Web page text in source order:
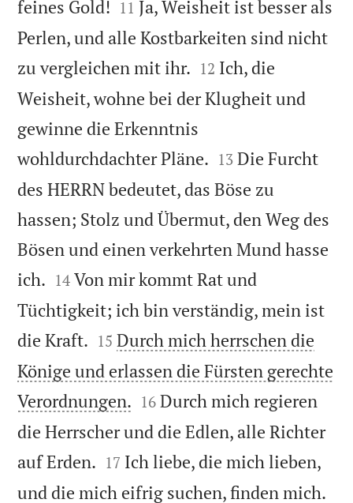
feines Gold! 

11 Ja, Weisheit ist besser als
Perlen, und alle Kostbarkeiten sind nicht
zu vergleichen mit ihr. 

12 Ich, die
Weisheit, wohne bei der Klugheit und
gewinne die Erkenntnis
wohldurchdachter Pläne. 

13 Die Furcht
des HERRN bedeutet, das Böse zu
hassen; Stolz und Übermut, den Weg des
Bösen und einen verkehrten Mund hasse
ich. 

14 Von mir kommt Rat und
Tüchtigkeit; ich bin verständig, mein ist
die Kraft. 

15 Durch mich herrschen die
Könige und erlassen die Fürsten gerechte
Verordnungen. 

16 Durch mich regieren
die Herrscher und die Edlen, alle Richter
auf Erden. 

17 Ich liebe, die mich lieben,
und die mich eifrig suchen, finden mich.